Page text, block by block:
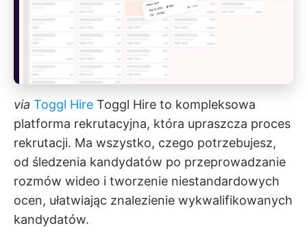
via Toggl Hire Toggl Hire to kompleksowa
platforma rekrutacyjna, która upraszcza proces
rekrutacji. Ma wszystko, czego potrzebujesz,
od śledzenia kandydatów po przeprowadzanie
rozmów wideo i tworzenie niestandardowych
ocen, ułatwiając znalezienie wykwalifikowanych
kandydatów.